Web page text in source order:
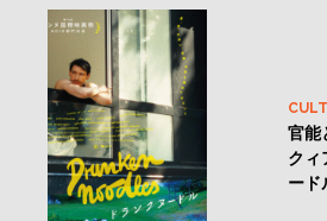
官能
クィ
ード